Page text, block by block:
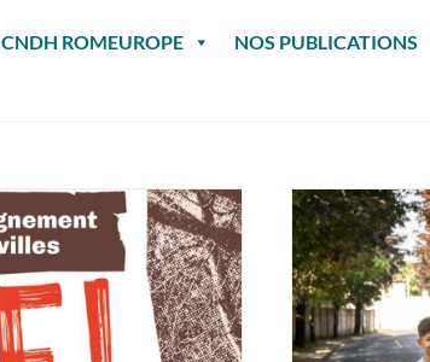
CNDH ROMEUROPE NOS PUBLICATIONS